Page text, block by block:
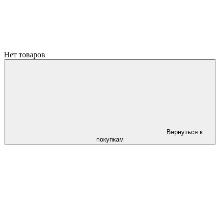
Нет товаров
Вернуться к
покупкам